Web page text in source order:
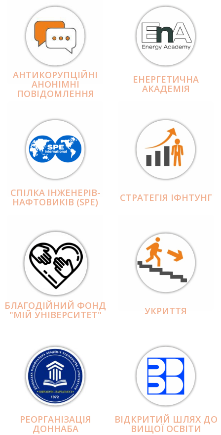
АНТИКОРУПЦІЙНІ
АНОНІМНІ
ПОВІДОМЛЕННЯ
ЕНЕРГЕТИЧНА
АКАДЕМІЯ
СПІЛКА ІНЖЕНЕРІВ-
НАФТОВИКІВ (SPE) СТРАТЕГІЯ ІФНТУНГ
БЛАГОДІЙНИЙ ФОНД
"МІЙ УНІВЕРСИТЕТ" УКРИТТЯ
РЕОРГАНІЗАЦІЯ
ДОННАБА
ВІДКРИТИЙ ШЛЯХ ДО
ВИЩОЇ ОСВІТИ